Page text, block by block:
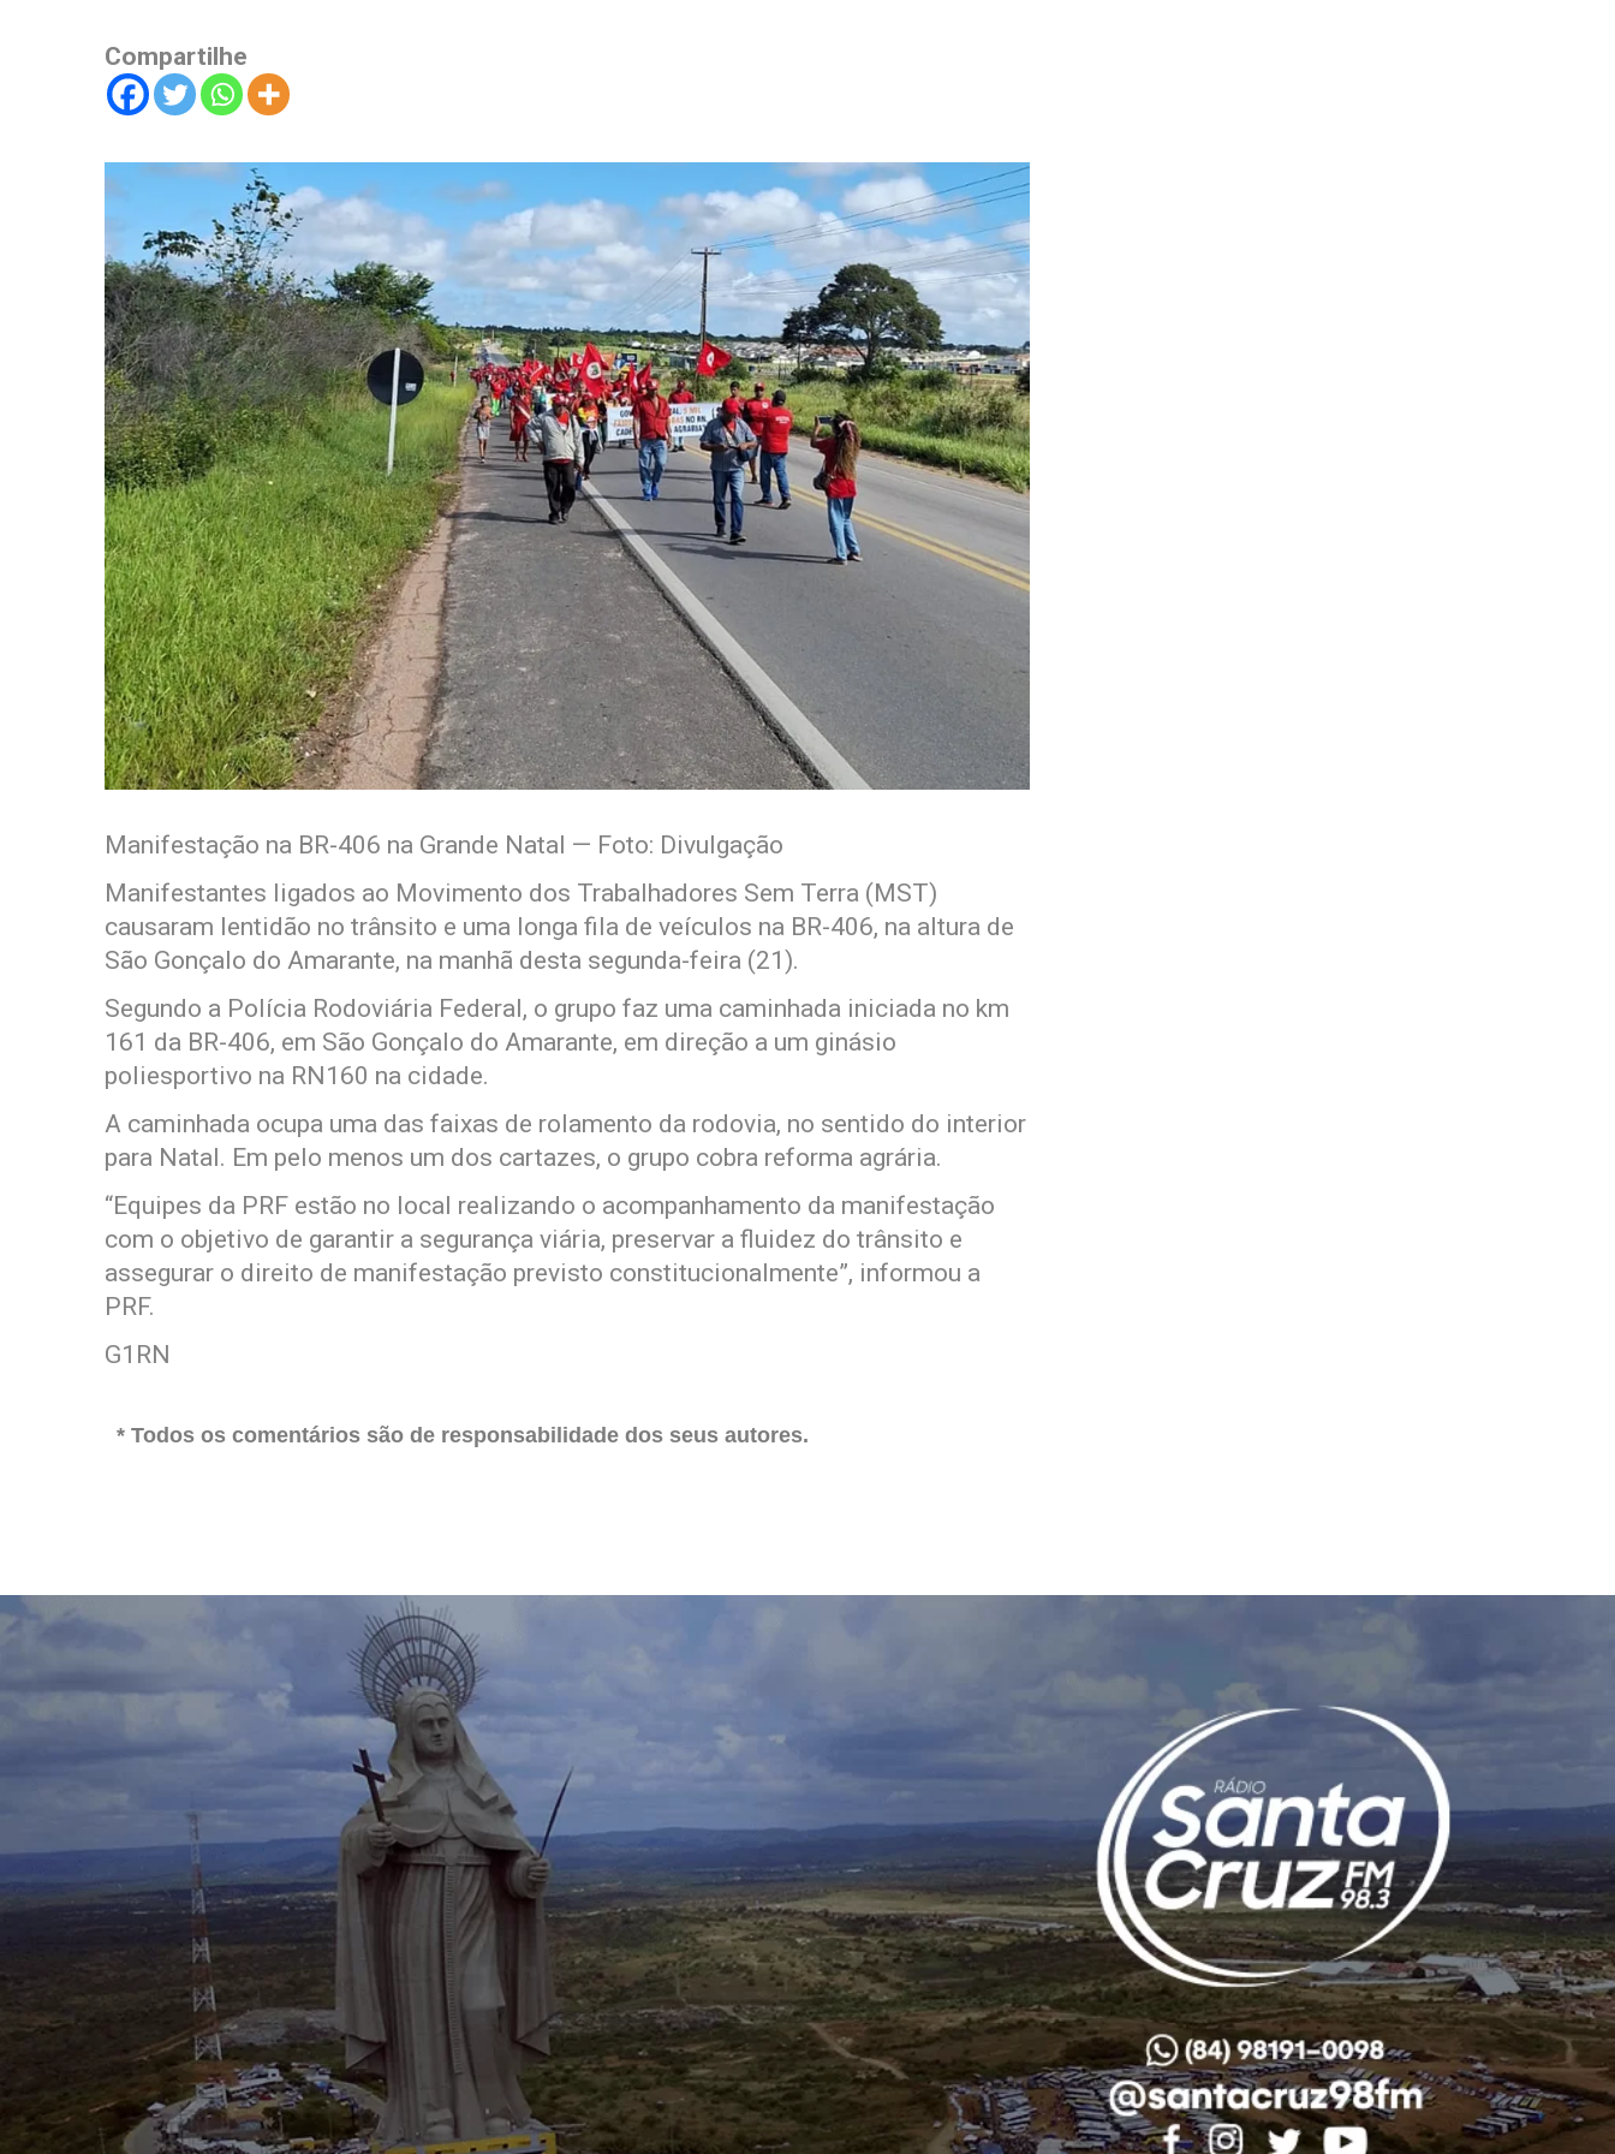
Compartilhe
Manifestação na BR-406 na Grande Natal — Foto: Divulgação
Manifestantes ligados ao Movimento dos Trabalhadores Sem Terra (MST)
causaram lentidão no trânsito e uma longa fila de veículos na BR-406, na altura de
São Gonçalo do Amarante, na manhã desta segunda-feira (21).
Segundo a Polícia Rodoviária Federal, o grupo faz uma caminhada iniciada no km
161 da BR-406, em São Gonçalo do Amarante, em direção a um ginásio
poliesportivo na RN160 na cidade.
A caminhada ocupa uma das faixas de rolamento da rodovia, no sentido do interior
para Natal. Em pelo menos um dos cartazes, o grupo cobra reforma agrária.
“Equipes da PRF estão no local realizando o acompanhamento da manifestação
com o objetivo de garantir a segurança viária, preservar a fluidez do trânsito e
assegurar o direito de manifestação previsto constitucionalmente”, informou a
PRF.
G1RN
* Todos os comentários são de responsabilidade dos seus autores.